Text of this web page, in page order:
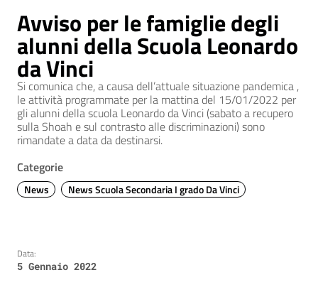
Avviso per le famiglie degli
alunni della Scuola Leonardo
da Vinci
Si comunica che, a causa dell’attuale situazione pandemica ,
le attività programmate per la mattina del 15/01/2022 per
gli alunni della scuola Leonardo da Vinci (sabato a recupero
sulla Shoah e sul contrasto alle discriminazioni) sono
rimandate a data da destinarsi.
Categorie
News News Scuola Secondaria I grado Da Vinci
Data:
5 Gennaio 2022